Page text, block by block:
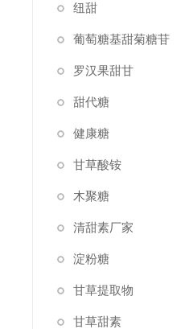
纽甜
葡萄糖基甜菊糖苷
罗汉果甜甘
甜代糖
健康糖
甘草酸铵
木聚糖
清甜素厂家
淀粉糖
甘草提取物
甘草甜素